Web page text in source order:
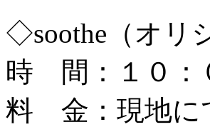
◇soothe（オリ
時 間：１０：
料 金：現地に